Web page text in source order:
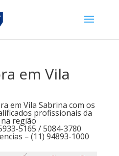
em Vila
em Vila Sabrina com os
profissionais da
região
5165 / 5084-3780
– (11) 94893-1000